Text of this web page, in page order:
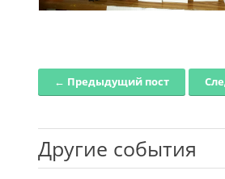
Post navigation
← Предыдущий пост
Другие события